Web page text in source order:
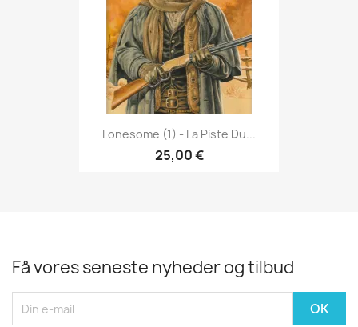
Lonesome (1) - La Piste Du...
25,00 €
Få vores seneste nyheder og tilbud